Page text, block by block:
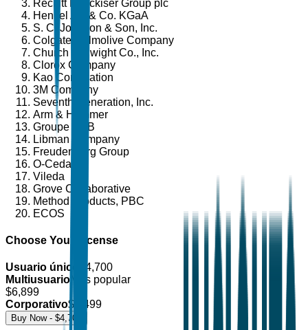
Reckitt Benckiser Group plc
Henkel AG & Co. KGaA
S. C. Johnson & Son, Inc.
Colgate-Palmolive Company
Church & Dwight Co., Inc.
Clorox Company
Kao Corporation
3M Company
Seventh Generation, Inc.
Arm & Hammer
Groupe SEB
Libman Company
Freudenberg Group
O-Cedar
Vileda
Grove Collaborative
Method Products, PBC
ECOS
Choose Your License
Usuario único
4,700
Multiusuario Más popular
$6,899
Corporativo$ 8,499
Buy Now - $4,700